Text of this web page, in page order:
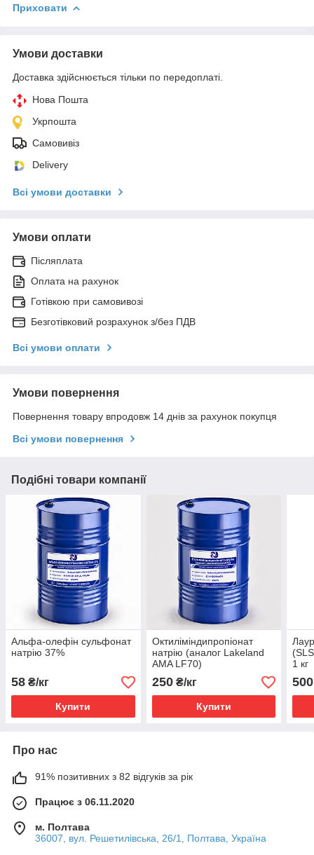
Приховати
Умови доставки
Доставка здійснюється тільки по передоплаті.
Нова Пошта
Укрпошта
Самовивіз
Delivery
Всі умови доставки
Умови оплати
Післяплата
Оплата на рахунок
Готівкою при самовивозі
Безготівковий розрахунок з/без ПДВ
Всі умови оплати
Умови повернення
Повернення товару впродовж 14 днів за рахунок покупця
Всі умови повернення
Подібні товари компанії
Альфа-олефін сульфонат
натрію 37%
58 ₴/кг
Купити
Октиліміндипропіонат
натрію (аналог Lakeland
AMA LF70)
250₴/кг
Купити
1 кг
500
Про нас
91% позитивних з 82 відгуків за рік
Працює з 06.11.2020
м. Полтава
36007, вул. Решетилівська, 26/1, Полтава, Україна